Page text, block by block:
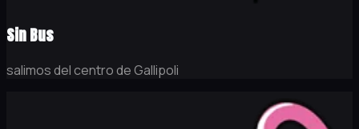
Sin Bus
salimos del centro de Gallipoli